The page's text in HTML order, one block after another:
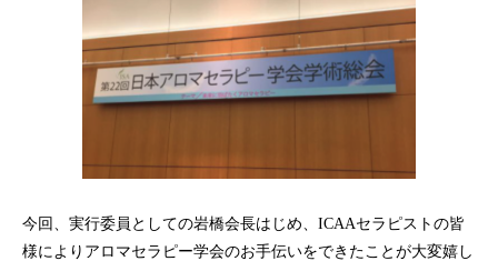
今回、実行委員としての岩橋会長はじめ、ICAAセラピストの皆
様によりアロマセラピー学会のお手伝いをできたことが大変嬉し